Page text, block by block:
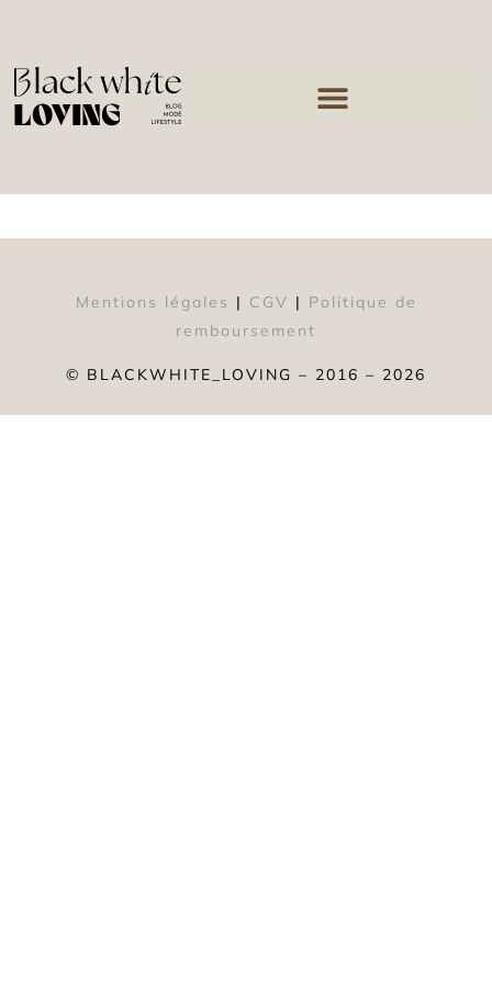
Mentions légales | CGV | Politique de
remboursement
© BLACKWHITE_LOVING – 2016 – 2026